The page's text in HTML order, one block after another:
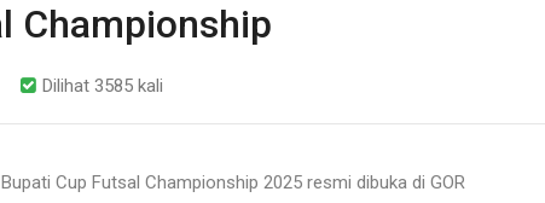
Championship
Dilihat 3585 kali
Cup Futsal Championship 2025 resmi dibuka di GOR